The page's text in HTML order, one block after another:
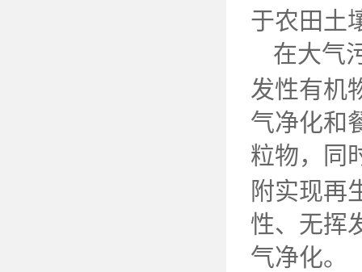
于农田土
在大气
发性有机
气净化和
粒物，同
附实现再
性、无挥
气净化。